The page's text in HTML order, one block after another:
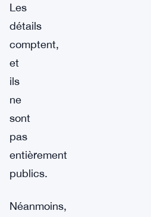
Les
détails
comptent,
et
ils
ne
sont
pas
entièrement
publics.
Néanmoins,